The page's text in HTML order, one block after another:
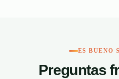
ES BUENO
Preguntas